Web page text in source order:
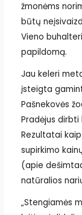
žmonėms
būtų
Vieno
papildomą.
Jau keleri
įsteigta
Pašnekovės
Pradėjus
Rezultatai
supirkimo
(apie
natūralios
„Stengiamės